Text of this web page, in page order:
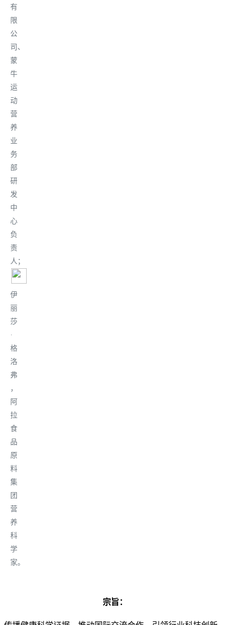
有
限
公
司、
蒙
牛
运
动
营
养
业
务
部
研
发
中
心
负
责
人 ；
伊
丽
莎
·
格
洛
弗
，
阿
拉
食
品
原
料
集
团
营
养
科
学
家。
宗旨：